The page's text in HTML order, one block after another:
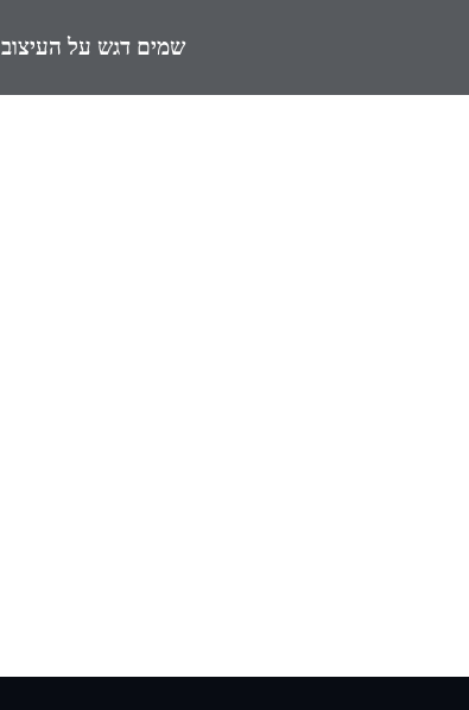
שמים דגש על העיצוב